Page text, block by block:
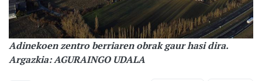
Adinekoen zentro berriaren obrak gaur hasi dira.
Argazkia: AGURAINGO UDALA